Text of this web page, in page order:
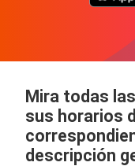
Mira todas
sus horarios
descripción